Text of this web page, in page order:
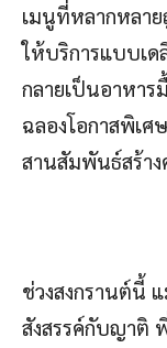
เมนูที่หลากหลา
ให้บริการแบบเด
กลายเป็นอาหา
ฉลองโอกาสพิเศ
สานสัมพันธ์สร้า
ช่วงสงกรานต์นี้
สังสรรค์กับญาติ